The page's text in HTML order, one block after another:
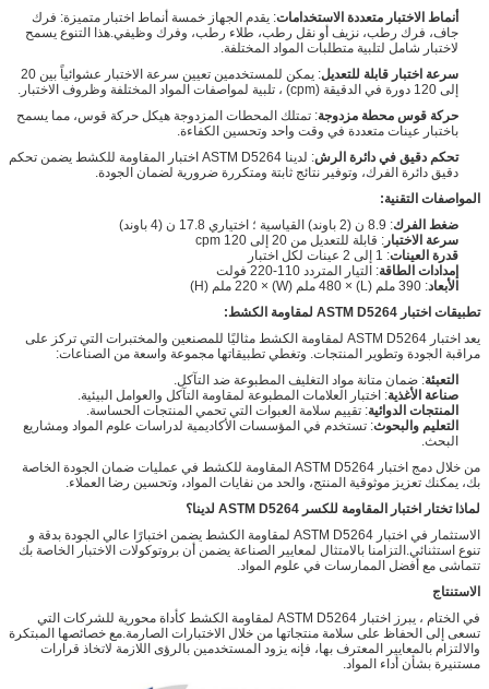
أنماط الاختبار متعددة الاستخدامات: يقدم الجهاز خمسة أنماط اختبار متميزة: فرك
جاف، فرك رطب، نزيف أو نقل رطب، طلاء رطب، وفرك وظيفي.هذا التنوع يسمح
لاختبار شامل لتلبية متطلبات المواد المختلفة.
سرعة اختبار قابلة للتعديل
: يمكن للمستخدمين تعيين سرعة الاختبار عشوائياً بين 20
إلى 120 دورة في الدقيقة (cpm) ، تلبية لمواصفات المواد المختلفة وظروف الاختبار.
حركة قوس محطة مزدوجة: تمتلك المحطات المزدوجة هيكل حركة قوس، مما يسمح
باختبار عينات متعددة في وقت واحد وتحسين الكفاءة.
تحكم دقيق في دائرة الرش
: لدينا ASTM D5264 اختبار المقاومة للكشط يضمن تحكم
دقيق دائرة الفرك، وتوفير نتائج ثابتة ومتكررة ضرورية لضمان الجودة.
المواصفات التقنية:
ضغط الفرك: 8.9 ن (2 باوند) القياسية ؛ اختياري 17.8 ن (4 باوند)
سرعة الاختبار : قابلة للتعديل من 20 إلى 120 cpm
قدرة العينات: 1 إلى 2 عينات لكل اختبار
إمدادات الطاقة: التيار المتردد 110-220 فولت
الأبعاد: 390 ملم (L) × 480 ملم (W) × 220 ملم (H)
تطبيقات اختبار ASTM D5264 لمقاومة الكشط:
يعد اختبار ASTM D5264 لمقاومة الكشط مثاليًا للمصنعين والمختبرات التي تركز على
مراقبة الجودة وتطوير المنتجات. وتغطي تطبيقاتها مجموعة واسعة من الصناعات:
التعبئة: ضمان متانة مواد التغليف المطبوعة ضد التآكل.
صناعة الأغذية: اختبار العلامات المطبوعة لمقاومة التآكل والعوامل البيئية.
المنتجات الدوائية: تقييم سلامة العبوات التي تحمي المنتجات الحساسة.
التعليم والبحوث: تستخدم في المؤسسات الأكاديمية لدراسات علوم المواد ومشاريع
البحث.
من خلال دمج اختبار ASTM D5264 المقاومة للكشط في عمليات ضمان الجودة الخاصة
بك، يمكنك تعزيز موثوقية المنتج، والحد من نفايات المواد، وتحسين رضا العملاء.
لماذا تختار اختبار المقاومة للكسر ASTM D5264 لدينا؟
الاستثمار في اختبار ASTM D5264 لمقاومة الكشط يضمن اختبارًا عالي الجودة بدقة و
تنوع استثنائي.التزامنا بالامتثال لمعايير الصناعة يضمن أن بروتوكولات الاختبار الخاصة بك
تتماشى مع أفضل الممارسات في علوم المواد.
الاستنتاج
في الختام ، يبرز اختبار ASTM D5264 لمقاومة الكشط كأداة محورية للشركات التي
تسعى إلى الحفاظ على سلامة منتجاتها من خلال الاختبارات الصارمة.مع خصائصها المبتكرة
والالتزام بالمعايير المعترف بها، فإنه يزود المستخدمين بالرؤى اللازمة لاتخاذ قرارات
مستنيرة بشأن أداء المواد.